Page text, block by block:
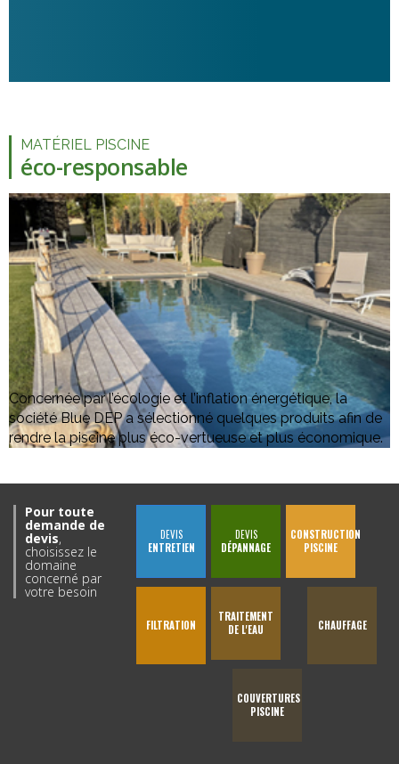
MATÉRIEL PISCINE
éco-responsable
Concernée par l’écologie et l’inflation énergétique, la
société Blue DEP a sélectionné quelques produits afin de
rendre la piscine plus éco-vertueuse et plus économique.
Pour toute
demande de
devis,
choisissez le
domaine
concerné par
votre besoin
DEVIS
ENTRETIEN
DEVIS
DÉPANNAGE
CONSTRUCTION
PISCINE
FILTRATION
TRAITEMENT
DE L'EAU
CHAUFFAGE
COUVERTURES
PISCINE